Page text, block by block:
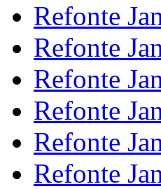
Refonte
Refonte
Refonte
Refonte
Refonte
Refonte